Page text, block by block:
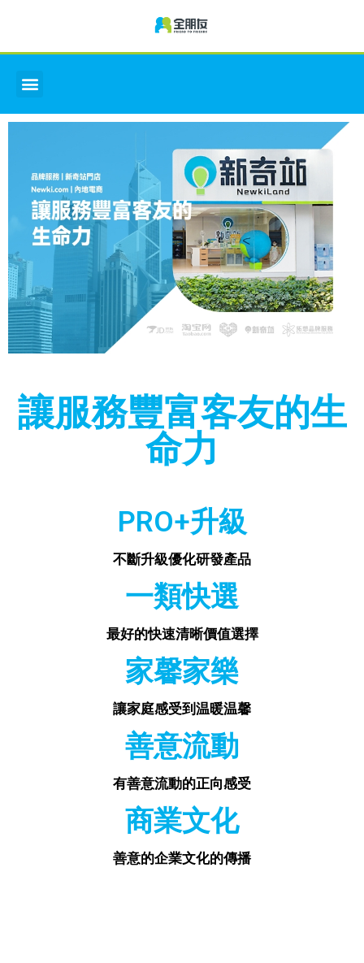
讓服務豐富客友的生
命力
PRO+升級
不斷升級優化研發產品
一類快選
最好的快速清晰價值選擇
家馨家樂
讓家庭感受到温暖温馨
善意流動
有善意流動的正向感受
商業文化
善意的企業文化的傳播